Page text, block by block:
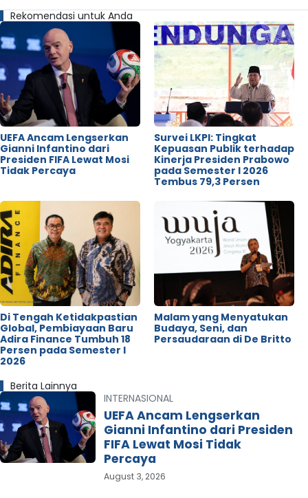
Rekomendasi untuk Anda
UEFA Ancam Lengserkan
Gianni Infantino dari
Presiden FIFA Lewat Mosi
Tidak Percaya
Survei LKPI: Tingkat
Kepuasan Publik terhadap
Kinerja Presiden Prabowo
pada Semester I 2026
Tembus 79,3 Persen
Di Tengah Ketidakpastian
Global, Pembiayaan Baru
Adira Finance Tumbuh 18
Persen pada Semester I
2026
Malam yang Menyatukan
Budaya, Seni, dan
Persaudaraan di De Britto
Berita Lainnya
INTERNASIONAL
UEFA Ancam Lengserkan
Gianni Infantino dari Presiden
FIFA Lewat Mosi Tidak
Percaya
August 3, 2026